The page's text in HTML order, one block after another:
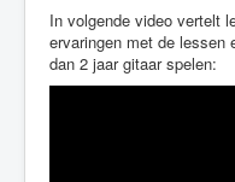
In volgende video vertelt
ervaringen met de lessen
dan 2 jaar gitaar spelen: